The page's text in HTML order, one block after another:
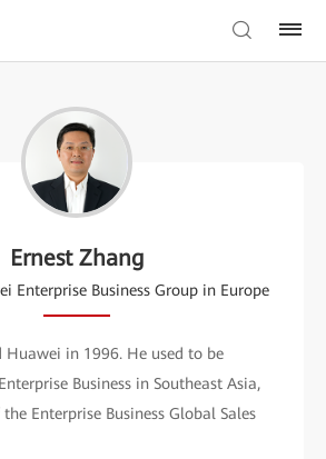
Ernest Zhang
Enterprise Business Group in Europe
Huawei in 1996. He used to be
Business in Southeast Asia,
Enterprise Business Global Sales